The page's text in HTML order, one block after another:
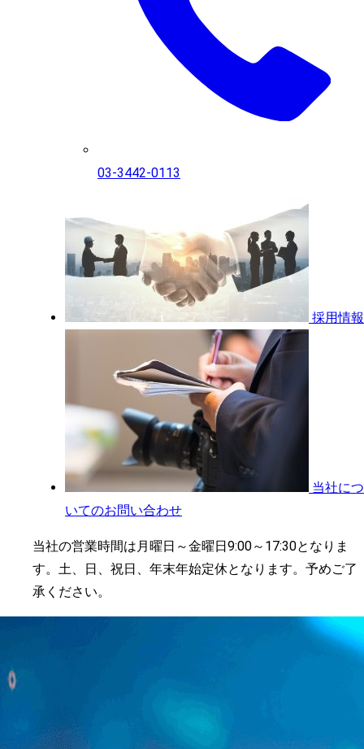
03-3442-0113
採用情報
当社につ
いてのお問い合わせ
当社の営業時間は月曜日～金曜日9:00～17:30となりま
す。土、日、祝日、年末年始定休となります。予めご了
承ください。